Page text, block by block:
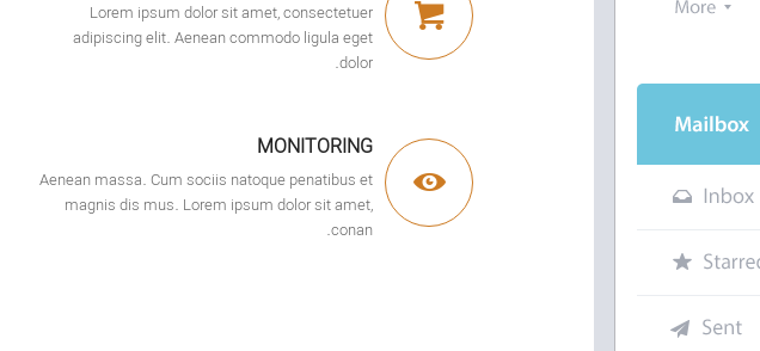
Lorem ipsum dolor sit amet, consectetuer
adipiscing elit. Aenean commodo ligula eget
dolor.
MONITORING
Aenean massa. Cum sociis natoque penatibus et
magnis dis mus. Lorem ipsum dolor sit amet,
conan.